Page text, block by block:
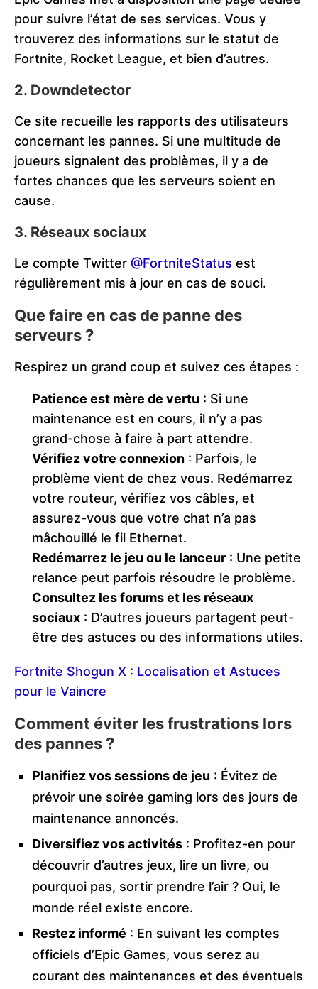
pour suivre l’état de ses services. Vous y
trouverez des informations sur le statut de
Fortnite, Rocket League, et bien d’autres.
2. Downdetector
Ce site recueille les rapports des utilisateurs
concernant les pannes. Si une multitude de
joueurs signalent des problèmes, il y a de
fortes chances que les serveurs soient en
cause.
3. Réseaux sociaux
Le compte Twitter @FortniteStatus est
régulièrement mis à jour en cas de souci.
Que faire en cas de panne des
serveurs ?
Respirez un grand coup et suivez ces étapes :
Patience est mère de vertu : Si une
maintenance est en cours, il n’y a pas
grand-chose à faire à part attendre.
Vérifiez votre connexion : Parfois, le
problème vient de chez vous. Redémarrez
votre routeur, vérifiez vos câbles, et
assurez-vous que votre chat n’a pas
mâchouillé le fil Ethernet.
Redémarrez le jeu ou le lanceur : Une petite
relance peut parfois résoudre le problème.
Consultez les forums et les réseaux
sociaux : D’autres joueurs partagent peut-
être des astuces ou des informations utiles.
Fortnite Shogun X : Localisation et Astuces
pour le Vaincre
Comment éviter les frustrations lors
des pannes ?
Planifiez vos sessions de jeu : Évitez de
prévoir une soirée gaming lors des jours de
maintenance annoncés.
Diversifiez vos activités : Profitez-en pour
découvrir d’autres jeux, lire un livre, ou
pourquoi pas, sortir prendre l’air ? Oui, le
monde réel existe encore.
Restez informé : En suivant les comptes
officiels d’Epic Games, vous serez au
courant des maintenances et des éventuels